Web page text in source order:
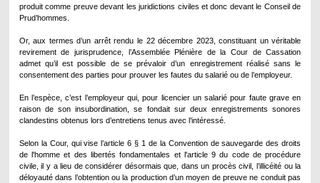
produit comme preuve devant les juridictions civiles et donc devant le Conseil de
Prud’hommes.
Or, aux termes d’un arrêt rendu le 22 décembre 2023, constituant un véritable
revirement de jurisprudence, l’Assemblée Plénière de la Cour de Cassation
admet qu’il est possible de se prévaloir d’un enregistrement réalisé sans le
consentement des parties pour prouver les fautes du salarié ou de l’employeur.
En l’espèce, c’est l’employeur qui, pour licencier un salarié pour faute grave en
raison de son insubordination, se fondait sur deux enregistrements sonores
clandestins obtenus lors d’entretiens tenus avec l’intéressé.
Selon la Cour, qui vise l’article 6 § 1 de la Convention de sauvegarde des droits
de l'homme et des libertés fondamentales et l'article 9 du code de procédure
civile, il y a lieu de considérer désormais que, dans un procès civil, l’illicéité ou la
déloyauté dans l’obtention ou la production d’un moyen de preuve ne conduit pas